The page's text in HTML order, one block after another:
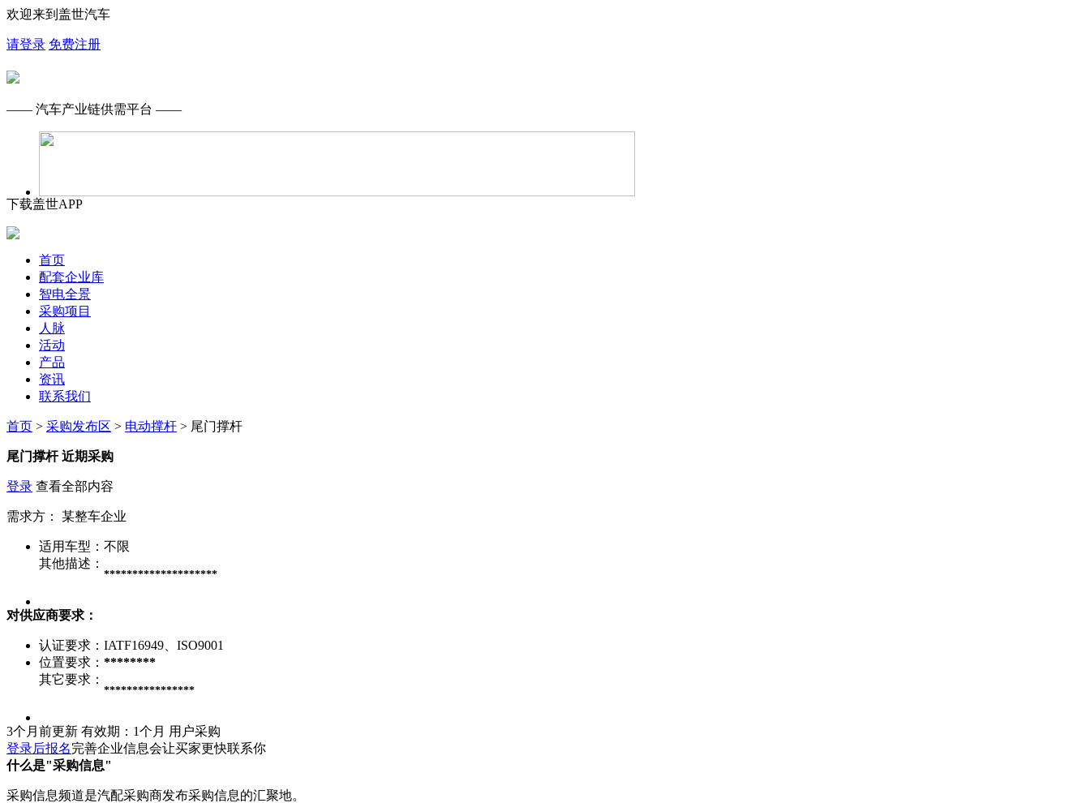
欢迎来到盖世汽车
请登录 免费注册
—— 汽车产业链供需平台 ——
下载盖世APP
首页
配套企业库
智电全景
采购项目
人脉
活动
产品
资讯
联系我们
首页 > 采购发布区 > 电动撑杆 > 尾门撑杆
尾门撑杆 近期采购
登录 查看全部内容
需求方： 某整车企业
适用车型： 不限
其他描述：
********************
对供应商要求：
认证要求： IATF16949、ISO9001
位置要求： ********
其它要求：
****************
3个月前更新 有效期：1个月 用户采购
登录后报名完善企业信息会让买家更快联系你
什么是"采购信息"
采购信息频道是汽配采购商发布采购信息的汇聚地。